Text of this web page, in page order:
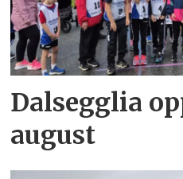
Dalsegglia
august